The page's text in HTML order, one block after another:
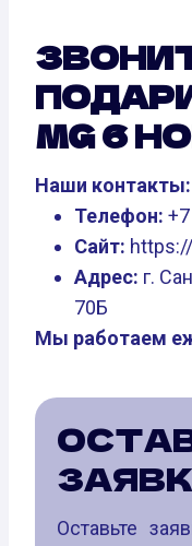
MG 6
Наши контакты:
Телефон:
Сайт:
Адрес: г.
70Б
Мы работаем
Оставьте